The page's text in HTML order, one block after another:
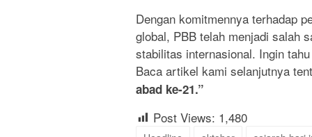
Dengan komitmennya terhadap
global, PBB telah menjadi salah
stabilitas internasional. Ingin
Baca artikel kami selanjutnya
abad ke-21.”
Post Views: 1,480